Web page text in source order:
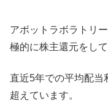
アボットラボラトリ
極的に株主還元をして
直近5年での平均配当
超えています。